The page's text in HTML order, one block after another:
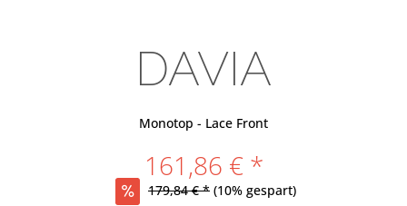
DAVIA
Monotop - Lace Front
161,86 € *
179,84 € * (10% gespart)